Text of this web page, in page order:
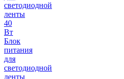
светодиодной
ленты
40
Вт
Блок
питания
для
светодиодной
ленты